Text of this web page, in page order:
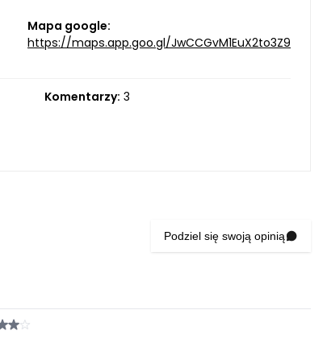
Mapa google:
https://maps.app.goo.gl/JwCCGvM1EuX2to3Z9
Komentarzy: 3
Podziel się swoją opinią